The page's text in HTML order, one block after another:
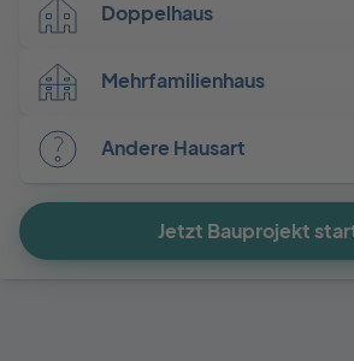
Doppelhaus
Mehrfamilienhaus
Andere Hausart
Jetzt Bauprojekt